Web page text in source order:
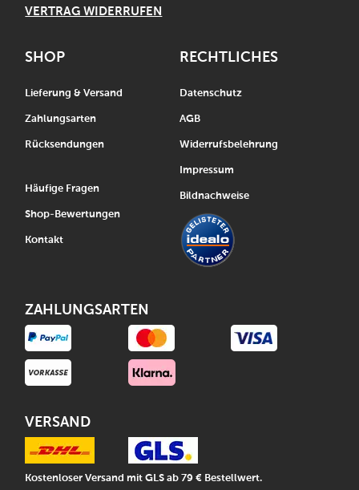
VERTRAG WIDERRUFEN
SHOP
Lieferung & Versand
Zahlungsarten
Rücksendungen
Häufige Fragen
Shop-Bewertungen
Kontakt
RECHTLICHES
Datenschutz
AGB
Widerrufsbelehrung
Impressum
Bildnachweise
ZAHLUNGSARTEN
VERSAND
Kostenloser Versand mit GLS ab 79 € Bestellwert.